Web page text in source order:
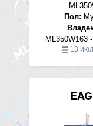
Пол:
ML350W163
13